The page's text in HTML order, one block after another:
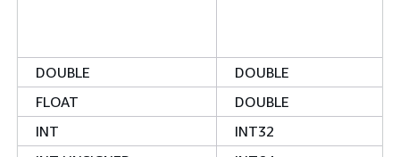
DOUBLE
DOUBLE
FLOAT
DOUBLE
INT
INT32